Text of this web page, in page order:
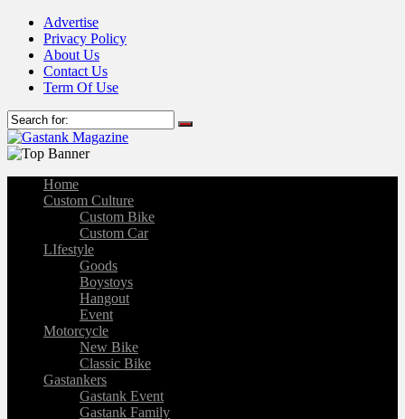
Advertise
Privacy Policy
About Us
Contact Us
Term Of Use
Home
Custom Culture
Custom Bike
Custom Car
LIfestyle
Goods
Boystoys
Hangout
Event
Motorcycle
New Bike
Classic Bike
Gastankers
Gastank Event
Gastank Family